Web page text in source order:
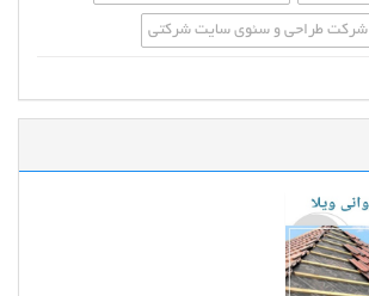
شرکت طراحی و سئوی سایت شرکتی